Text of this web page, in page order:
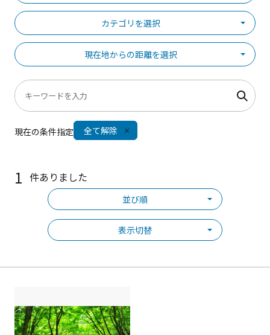
カテゴリを選択
現在地からの距離を選択
現在の条件指定 全て解除
1 件ありました
並び順
表示切替